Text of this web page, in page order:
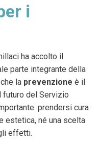
i
ha accolto il
parte integrante della
la prevenzione è il
futuro del Servizio
prendersi cura
estetica, né una scelta
effetti.